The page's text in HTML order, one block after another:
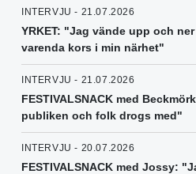
INTERVJU - 21.07.2026
YRKET: "Jag vände upp och
varenda kors i min närhet"
INTERVJU - 21.07.2026
FESTIVALSNACK med
publiken och folk drogs med"
INTERVJU - 20.07.2026
FESTIVALSNACK med Jossy: